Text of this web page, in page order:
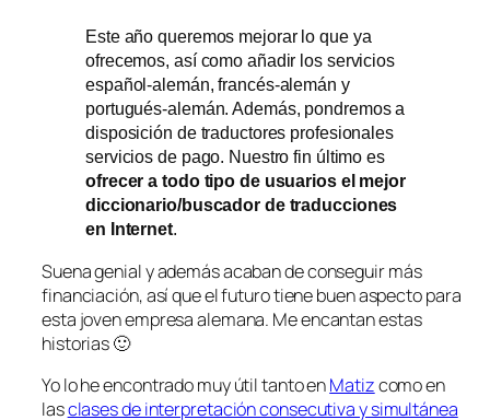
Este año queremos mejorar lo que ya
ofrecemos, así como añadir los servicios
español-alemán, francés-alemán y
portugués-alemán. Además, pondremos a
disposición de traductores profesionales
servicios de pago. Nuestro fin último es
ofrecer a todo tipo de usuarios el mejor
diccionario/buscador de traducciones
en Internet.
Suena genial y además acaban de conseguir más
financiación, así que el futuro tiene buen aspecto para
esta joven empresa alemana. Me encantan estas
historias 🙂
Yo lo he encontrado muy útil tanto enMatizcomo en
lasclases de interpretación consecutiva y simultánea